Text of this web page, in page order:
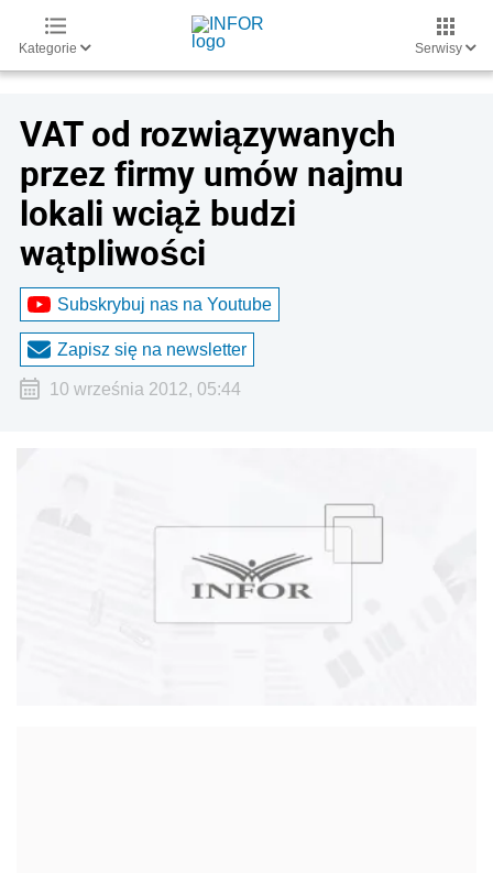
Kategorie Serwisy
VAT od rozwiązywanych
przez firmy umów najmu
lokali wciąż budzi
wątpliwości
Subskrybuj nas na Youtube
Zapisz się na newsletter
10 września 2012, 05:44